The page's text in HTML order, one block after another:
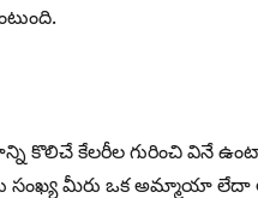
కొలిచే కేలరీల గురించి వినే
సంఖ్య మీరు ఒక అమ్మాయా